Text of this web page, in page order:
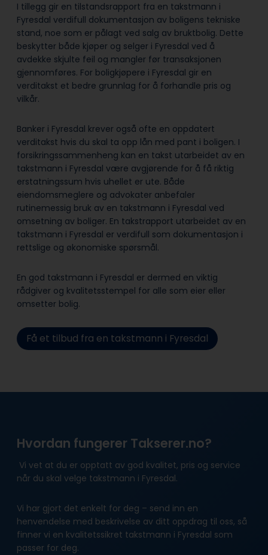
I tillegg gir en tilstandsrapport fra en takstmann i
Fyresdal verdifull dokumentasjon av boligens tekniske
stand, noe som er pålagt ved salg av bruktbolig. Dette
beskytter både kjøper og selger i Fyresdal ved å
avdekke skjulte feil og mangler før transaksjonen
gjennomføres. For boligkjøpere i Fyresdal gir en
verditakst et bedre grunnlag for å forhandle pris og
vilkår.
Banker i Fyresdal krever også ofte en oppdatert
verditakst hvis du skal ta opp lån med pant i boligen. I
forsikringssammenheng kan en takst utarbeidet av en
takstmann i Fyresdal være avgjørende for å få riktig
erstatningssum hvis uhellet er ute. Både
eiendomsmeglere og advokater anbefaler
rutinemessig bruk av en takstmann i Fyresdal ved
omsetning av boliger. En takstrapport utarbeidet av en
takstmann i Fyresdal er verdifull som dokumentasjon i
rettslige og økonomiske spørsmål.
En god takstmann i Fyresdal er dermed en viktig
rådgiver og kvalitetsstempel for alle som eier eller
omsetter bolig.
Få et tilbud fra en takstmann i Fyresdal
Hvordan fungerer Takserer.no?
Vi vet at du er opptatt av god kvalitet, pris og service
når du skal velge takstmann i Fyresdal.
Vi har gjort det enkelt for deg – send inn en
henvendelse med beskrivelse av ditt oppdrag til oss, så
finner vi en kvalitetssikret takstmann i Fyresdal som
passer for deg.